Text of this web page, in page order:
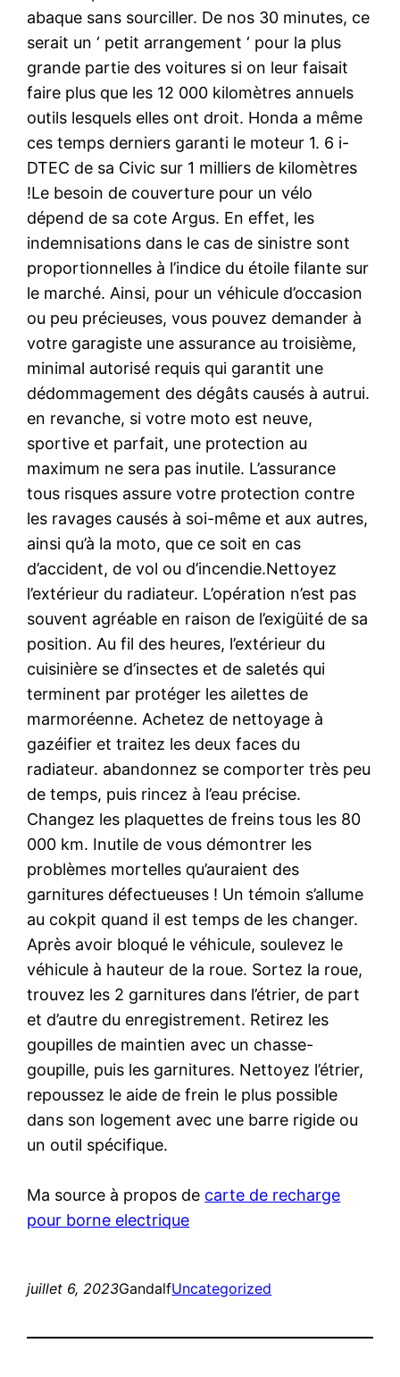
abaque sans sourciller. De nos 30 minutes, ce
serait un ‘ petit arrangement ‘ pour la plus
grande partie des voitures si on leur faisait
faire plus que les 12 000 kilomètres annuels
outils lesquels elles ont droit. Honda a même
ces temps derniers garanti le moteur 1. 6 i-
DTEC de sa Civic sur 1 milliers de kilomètres
!Le besoin de couverture pour un vélo
dépend de sa cote Argus. En effet, les
indemnisations dans le cas de sinistre sont
proportionnelles à l’indice du étoile filante sur
le marché. Ainsi, pour un véhicule d’occasion
ou peu précieuses, vous pouvez demander à
votre garagiste une assurance au troisième,
minimal autorisé requis qui garantit une
dédommagement des dégâts causés à autrui.
en revanche, si votre moto est neuve,
sportive et parfait, une protection au
maximum ne sera pas inutile. L’assurance
tous risques assure votre protection contre
les ravages causés à soi-même et aux autres,
ainsi qu’à la moto, que ce soit en cas
d’accident, de vol ou d’incendie.Nettoyez
l’extérieur du radiateur. L’opération n’est pas
souvent agréable en raison de l’exigüité de sa
position. Au fil des heures, l’extérieur du
cuisinière se d’insectes et de saletés qui
terminent par protéger les ailettes de
marmoréenne. Achetez de nettoyage à
gazéifier et traitez les deux faces du
radiateur. abandonnez se comporter très peu
de temps, puis rincez à l’eau précise.
Changez les plaquettes de freins tous les 80
000 km. Inutile de vous démontrer les
problèmes mortelles qu’auraient des
garnitures défectueuses ! Un témoin s’allume
au cokpit quand il est temps de les changer.
Après avoir bloqué le véhicule, soulevez le
véhicule à hauteur de la roue. Sortez la roue,
trouvez les 2 garnitures dans l’étrier, de part
et d’autre du enregistrement. Retirez les
goupilles de maintien avec un chasse-
goupille, puis les garnitures. Nettoyez l’étrier,
repoussez le aide de frein le plus possible
dans son logement avec une barre rigide ou
un outil spécifique.
Ma source à propos de carte de recharge
pour borne electrique
juillet 6, 2023GandalfUncategorized